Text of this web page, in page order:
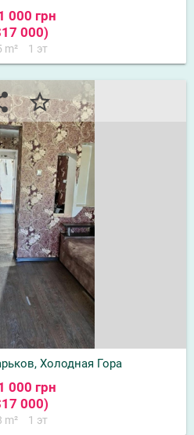
000 грн
000)
m² 1 эт
star_border
Холодная Гора
000 грн
000)
m² 1 эт